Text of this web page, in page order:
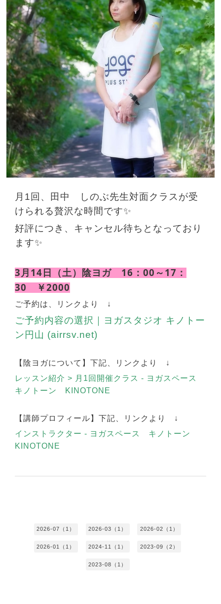
月1回、田中 しのぶ先生対面クラスが受
けられる贅沢な時間です✨
好評につき、キャンセル待ちとなっており
ます✨
3月14日（土）陰ヨガ 16：00～17：
30 ￥2000
ご予約は、リンクより ↓
ご予約内容の選択｜ヨガスタジオ キノトー
ン円山 (airrsv.net)
【陰ヨガについて】下記、リンクより ↓
レッスン紹介 > 月1回開催クラス - ヨガスペース
キノトーン KINOTONE
【講師プロフィール】下記、リンクより ↓
インストラクター - ヨガスペース キノトーン
KINOTONE
2026-07（1） 2026-03（1） 2026-02（1）
2026-01（1） 2024-11（1） 2023-09（2）
2023-08（1）